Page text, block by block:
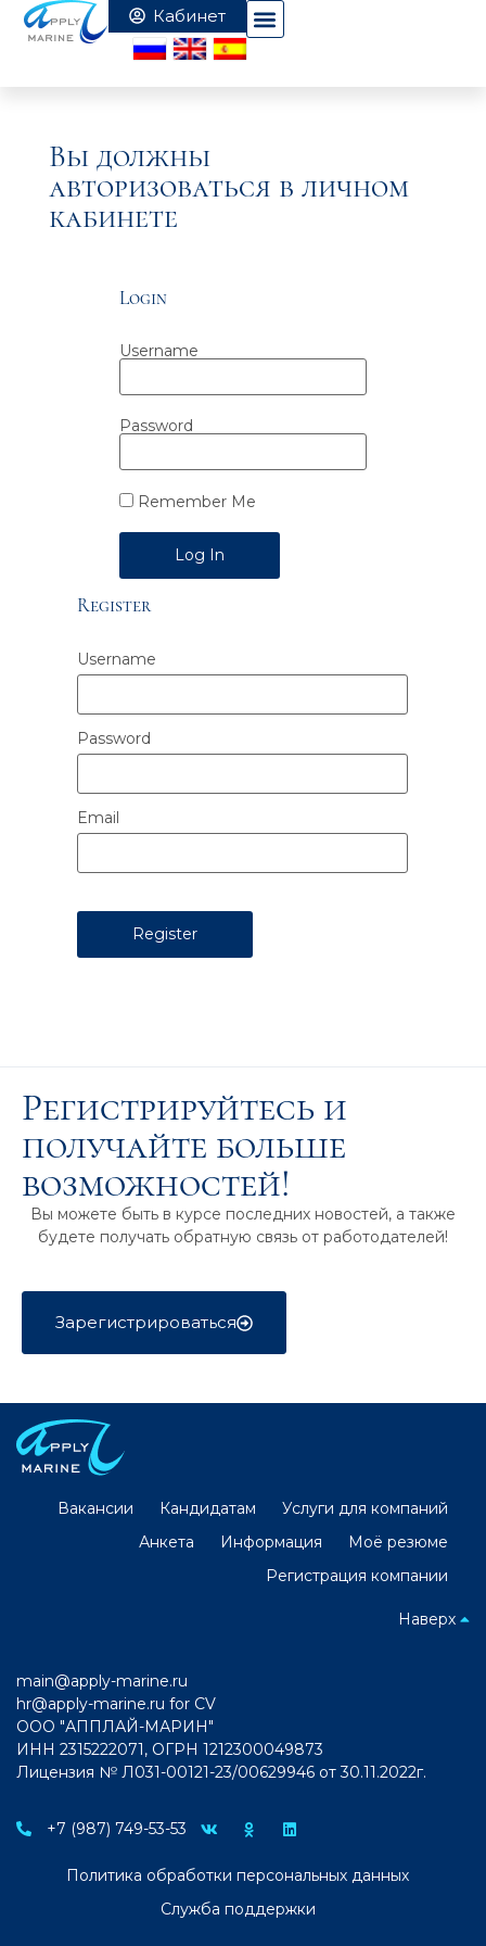
Вы должны
авторизоваться в личном
кабинете
Login
Username
Password
Remember Me
Alternative:
Register
Username
Password
Email
Регистрируйтесь и
получайте больше
возможностей!
Вы можете быть в курсе последних новостей, а также
будете получать обратную связь от работодателей!
Зарегистрироваться
Вакансии Кандидатам
Услуги для компаний
Анкета
Информация
Моё резюме
Регистрация компании
Наверх
main@apply-marine.ru
hr@apply-marine.ru for CV
ООО "АППЛАЙ-МАРИН"
ИНН 2315222071, ОГРН 1212300049873
Лицензия № Л031-00121-23/00629946 от 30.11.2022г.
+7 (987) 749-53-53
Политика обработки персональных данных
Служба поддержки